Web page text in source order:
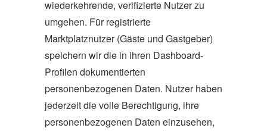
wiederkehrende, verifizierte Nutzer zu
umgehen. Für registrierte
Marktplatznutzer (Gäste und Gastgeber)
speichern wir die in ihren Dashboard-
Profilen dokumentierten
personenbezogenen Daten. Nutzer haben
jederzeit die volle Berechtigung, ihre
personenbezogenen Daten einzusehen,